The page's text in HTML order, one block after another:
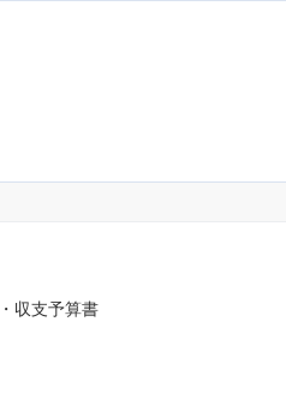
収支予算書